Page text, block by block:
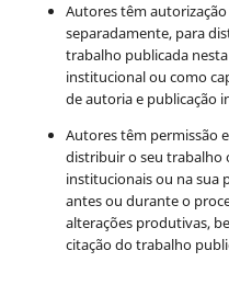
Autores têm
separadamente, para
trabalho publicada
institucional ou como
de autoria e publicação
Autores têm permissão
distribuir o seu trabalho
institucionais ou na sua
antes ou durante o
alterações produtivas,
citação do trabalho